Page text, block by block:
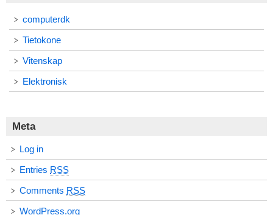
computerdk
Tietokone
Vitenskap
Elektronisk
Meta
Log in
Entries RSS
Comments RSS
WordPress.org